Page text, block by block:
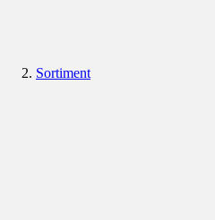
Sortiment